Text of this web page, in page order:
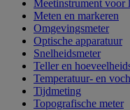
Meetinstrument voor
Meten en markeren
Omgevingsmeter
Optische apparatuur
Snelheidsmeter
Teller en
Temperatuur- en
Tijdmeting
Topografische meter